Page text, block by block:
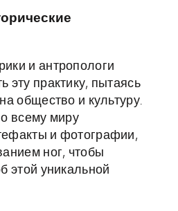
и антропологи
эту практику, пытаясь
общество и культуру.
всему миру
и фотографии,
ног, чтобы
этой уникальной